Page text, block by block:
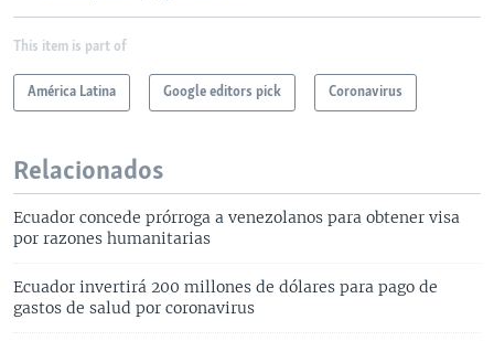
This item is part of
América Latina Google editors pick Coronavirus
Relacionados
Ecuador concede prórroga a venezolanos para obtener visa
por razones humanitarias
Ecuador invertirá 200 millones de dólares para pago de
gastos de salud por coronavirus